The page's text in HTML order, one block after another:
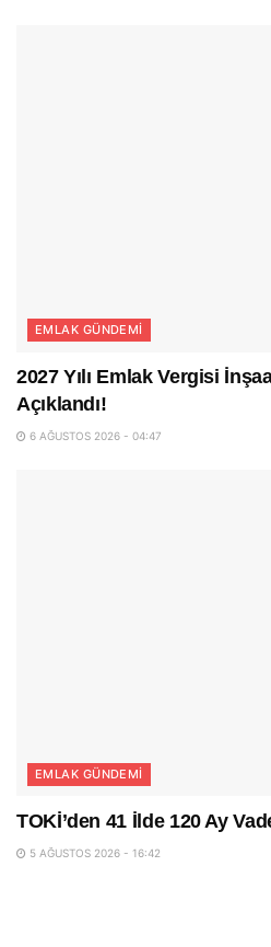
EMLAK GÜNDEMI
2027 Yılı Emlak Vergisi
Açıklandı!
6 AĞUSTOS 2026 - 04:47
EMLAK GÜNDEMI
TOKİ’den 41 İlde 120 Ay
5 AĞUSTOS 2026 - 16:42